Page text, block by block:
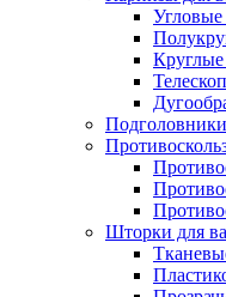
Угловые
Шторки для